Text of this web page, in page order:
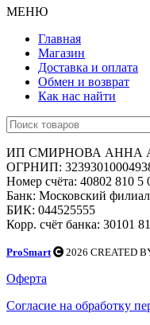
МЕНЮ
Главная
Магазин
Доставка и оплата
Обмен и возврат
Как нас найти
ИП СМИРНОВА АННА
ОГРНИП:
Номер счёта: 40802 810 5
Банк: Московский
БИК: 044525555
Корр. счёт банка: 30101
ProSmart 2026 CREATED
Оферта
Согласие на обработку